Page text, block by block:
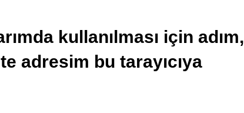
kullanılması için adım,
adresim bu tarayıcıya